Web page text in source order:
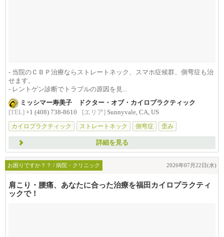
- 当院のＣＢＰ治療ならストレートネック、スマホ症候群、側弯症も治
せます。
- レントゲン診断でトラブルの原因を見...
ミッシマー寿美子 ドクター・オブ・カイロプラクティック
[TEL] +1 (408) 738-8610 [エリア] Sunnyvale, CA, US
カイロプラクティック
ストレートネック 側弯症 歪み
詳細を見る
お困りですか？？ / 病院・クリニック 2026年07月22日(水)
肩こり・腰痛、あなたに合った治療を福田カイロプラクティ
ックで！